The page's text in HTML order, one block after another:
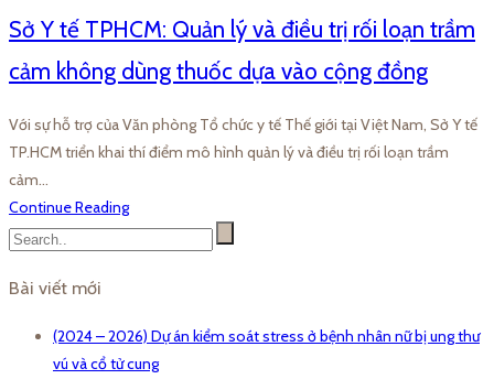
Sở Y tế TPHCM: Quản lý và điều trị rối loạn trầm
cảm không dùng thuốc dựa vào cộng đồng
Với sự hỗ trợ của Văn phòng Tổ chức y tế Thế giới tại Việt Nam, Sở Y tế
TP.HCM triển khai thí điểm mô hình quản lý và điều trị rối loạn trầm
cảm…
Continue Reading
Bài viết mới
(2024 – 2026) Dự án kiểm soát stress ở bệnh nhân nữ bị ung thư
vú và cổ tử cung